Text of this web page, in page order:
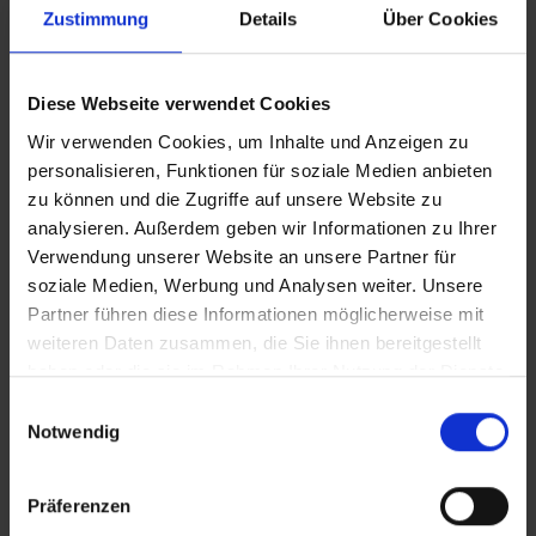
Zustimmung Details Über Cookies
Diese Webseite verwendet Cookies
Wir verwenden Cookies, um Inhalte und Anzeigen zu
personalisieren, Funktionen für soziale Medien anbieten
zu können und die Zugriffe auf unsere Website zu
analysieren. Außerdem geben wir Informationen zu Ihrer
Verwendung unserer Website an unsere Partner für
soziale Medien, Werbung und Analysen weiter. Unsere
Partner führen diese Informationen möglicherweise mit
weiteren Daten zusammen, die Sie ihnen bereitgestellt
haben oder die sie im Rahmen Ihrer Nutzung der Dienste
Notwendig
Präferenzen
In Sicherheit in Deutschland, in Gedanken im Krieg
CLEAN_kältehilfebus_johanniter
Zusätzliches Material